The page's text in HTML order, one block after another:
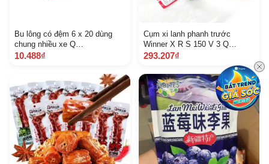
Bu lông có đệm 6 x 20 dùng
chung nhiều xe Q
A934040602007 1245
10.488₫
Cụm xi lanh phanh trước
Winner X R S 150 V 3 Q
A45510 K 56 V 51 8 B 4 K
293.207₫